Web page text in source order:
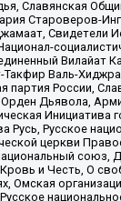
Славянская
Староверов-
Свидетели
Вилайат
Валь-
партия России,
Дьявола,
Инициатива
Русское
церкви
союз,
и Честь, О
Омская